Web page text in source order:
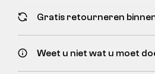
Gratis retourneren
Weet u niet wat u moet